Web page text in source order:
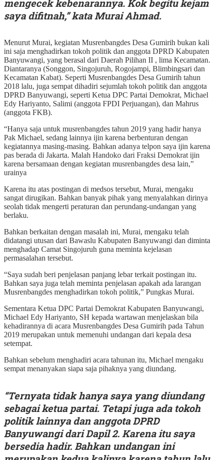
mengecek kebenarannya. Kok begitu kejam
saya difitnah,” kata Murai Ahmad.
Menurut Murai, kegiatan Musrenbangdes Desa Gumirih bukan kali
ini saja menghadirkan tokoh politik dan anggota DPRD Kabupaten
Banyuwangi, yang berasal dari Daerah Pilihan II , lima Kecamatan.
Diantaranya (Songgon, Singojuruh, Rogojampi, Blimbingsari dan
Kecamatan Kabat). Seperti Musrenbangdes Desa Gumirih tahun
2018 lalu, juga sempat dihadiri sejumlah tokoh politik dan anggota
DPRD Banyuwangi, seperti Ketua DPC Partai Demokrat, Michael
Edy Hariyanto, Salimi (anggota FPDI Perjuangan), dan Mahrus
(anggota FKB).
“Hanya saja untuk musrenbangdes tahun 2019 yang hadir hanya
Pak Michael, sedang lainnya ijin karena berbenturan dengan
kegiatannya masing-masing. Bahkan adanya telpon saya ijin karena
pas berada di Jakarta. Malah Handoko dari Fraksi Demokrat ijin
karena bersamaan dengan kegiatan musrenbangdes desa lain,”
urainya
Karena itu atas postingan di medsos tersebut, Murai, mengaku
sangat dirugikan. Bahkan banyak pihak yang menyalahkan dirinya
seolah tidak mengerti peraturan dan perundang-undangan yang
berlaku.
Bahkan berkaitan dengan masalah ini, Murai, mengaku telah
didatangi utusan dari Bawaslu Kabupaten Banyuwangi dan diminta
menghadap Camat Singojuruh guna meminta kejelasan
permasalahan tersebut.
“Saya sudah beri penjelasan panjang lebar terkait postingan itu.
Bahkan saya juga telah meminta penjelasan apakah ada larangan
Musrenbangdes menghadirkan tokoh politik,” Pungkas Murai.
Sementara Ketua DPC Partai Demokrat Kabupaten Banyuwangi,
Michael Edy Hariyanto, SH kepada wartawan menjelaskan bila
kehadirannya di acara Musrenbangdes Desa Gumirih pada Tahun
2019 merupakan untuk memenuhi undangan dari kepala desa
setempat.
Bahkan sebelum menghadiri acara tahunan itu, Michael mengaku
sempat menanyakan siapa saja pihaknya yang diundang.
“Ternyata tidak hanya saya yang diundang
sebagai ketua partai. Tetapi juga ada tokoh
politik lainnya dan anggota DPRD
Banyuwangi dari Dapil 2. Karena itu saya
bersedia hadir. Bahkan undangan ini